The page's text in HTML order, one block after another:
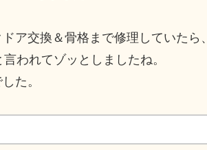
ア交換＆骨格まで修理していたら、
われてゾッとしましたね。
た。